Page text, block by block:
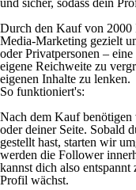
und sicher, sodass dein
Durch den Kauf von 2000
Media-Marketing gezielt
oder Privatpersonen –
eigene Reichweite zu
eigenen Inhalte zu lenken.
So funktioniert's:
Nach dem Kauf
oder deiner Seite. Sobald
gestellt hast, starten wir
werden die Follower
kannst dich also
Profil wächst.